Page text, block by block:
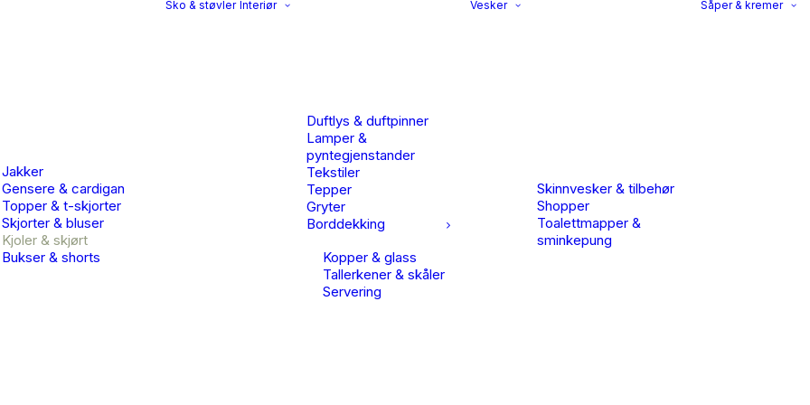
Jakker
Gensere & cardigan
Topper & t-skjorter
Skjorter & bluser
Kjoler & skjørt
Bukser & shorts
Sko & støvler Interiør
Duftlys & duftpinner
Lamper &
pyntegjenstander
Tekstiler
Tepper
Gryter
Borddekking
Kopper & glass
Tallerkener & skåler
Servering
Vesker
Skinnvesker & tilbehør
Shopper
Toalettmapper &
sminkepung
Såper & kremer